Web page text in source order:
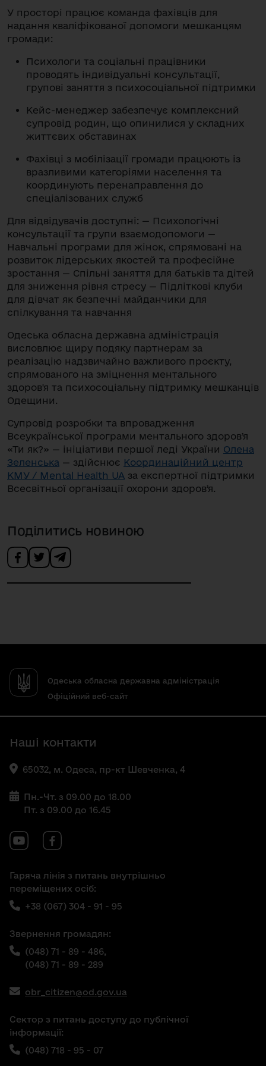
У просторі працює команда фахівців для
надання кваліфікованої допомоги мешканцям
громади:
Психологи та соціальні працівники
проводять індивідуальні консультації,
групові заняття з психосоціальної підтримки
Кейс-менеджер забезпечує комплексний
супровід родин, що опинилися у складних
життєвих обставинах
Фахівці з мобілізації громади працюють із
вразливими категоріями населення та
координують перенаправлення до
спеціалізованих служб
Для відвідувачів доступні: — Психологічні
консультації та групи взаємодопомоги —
Навчальні програми для жінок, спрямовані на
розвиток лідерських якостей та професійне
зростання — Спільні заняття для батьків та дітей
для зниження рівня стресу — Підліткові клуби
для дівчат як безпечні майданчики для
спілкування та навчання
Одеська обласна державна адміністрація
висловлює щиру подяку партнерам за
реалізацію надзвичайно важливого проєкту,
спрямованого на зміцнення ментального
здоров'я та психосоціальну підтримку мешканців
Одещини.
Супровід розробки та впровадження
Всеукраїнської програми ментального здоровʼя
«Ти як?» — ініціативи першої леді України Олена
Зеленська — здійснює Координаційний центр
КМУ / Mental Health UA за експертної підтримки
Всесвітньої організації охорони здоровʼя.
Поділитись новиною
Одеська обласна державна адміністрація
Офіційний веб-сайт
Наші контакти
65032, м. Одеса, пр-кт Шевченка, 4
Пн.-Чт. з 09.00 до 18.00
Пт. з 09.00 до 16.45
Гаряча лінія з питань внутрішньо
переміщених осіб:
+38 (067) 304 - 91 - 95
Звернення громадян:
(048) 71 - 89 - 486,
(048) 71 - 89 - 289
obr_citizen@od.gov.ua
Сектор з питань доступу до публічної
інформації:
(048) 718 - 95 - 07